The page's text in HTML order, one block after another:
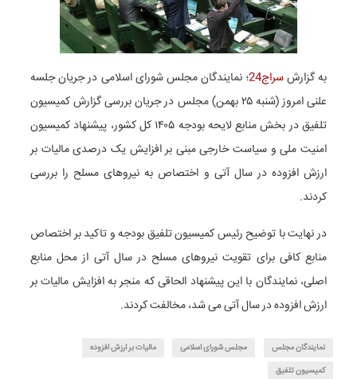
به گزارشسراج24
؛ نمایندگان مجلس شورای اسلامی در جریان جلسه
علنی امروز (شنبه ۲۵ بهمن) مجلس در جریان بررسی گزارش کمیسیون
تلفیق در بخش منابع لایحه بودجه ۱۴۰۵ کل کشور، پیشنهاد کمیسیون
امنیت ملی و سیاست خارجی مبنی بر افزایش یک درصدی مالیات بر
ارزش افزوده در سال آتی و اختصاص به نیروهای مسلح را بررسی
کردند.
در نهایت با توضیح رئیس کمیسیون تلفیق بودجه و تاکید بر اختصاص
منابع کافی برای تقویت نیروهای مسلح در سال آتی از محل منابع
اصلی، نمایندگان با این پیشنهاد الحاقی که منجر به افزایش مالیات بر
ارزش افزوده در سال آتی می شد، مخالفت کردند.
نمایندگان مجلس مجلس شورای اسلامی
مالیات بر ارزش افزوده
کمیسیون تلفیق